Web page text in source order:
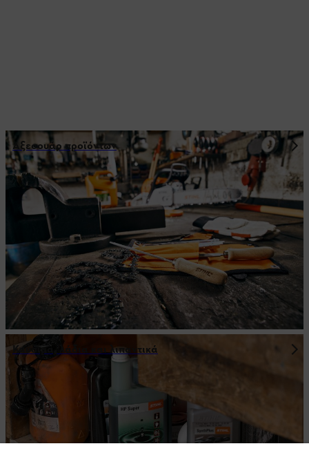
Αξεσουάρ προϊόντων
Καύσιμα, λάδια και λιπαντικά